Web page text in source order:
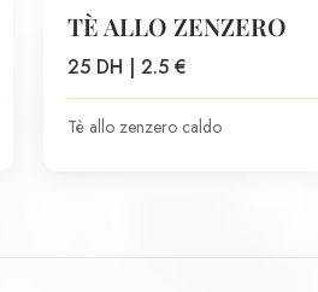
TÈ ALLO ZENZERO
25 DH | 2.5 €
Tè allo zenzero caldo